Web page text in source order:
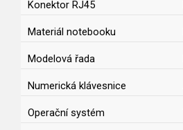
Konektor RJ45
Materiál notebooku
Modelová řada
Numerická klávesnice
Operační systém